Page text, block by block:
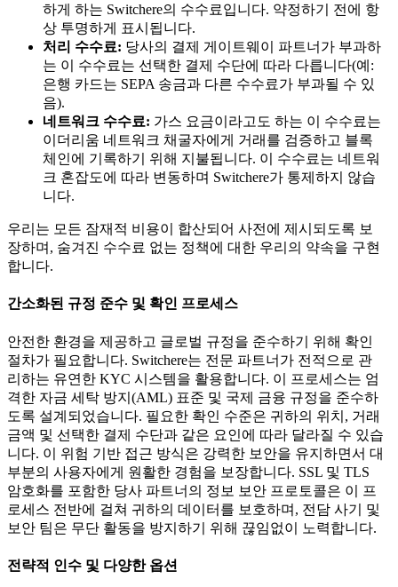
하게 하는 Switchere의 수수료입니다. 약정하기 전에 항
상 투명하게 표시됩니다.
처리 수수료: 당사의 결제 게이트웨이 파트너가 부과하
는 이 수수료는 선택한 결제 수단에 따라 다릅니다(예:
은행 카드는 SEPA 송금과 다른 수수료가 부과될 수 있
음).
네트워크 수수료: 가스 요금이라고도 하는 이 수수료는
이더리움 네트워크 채굴자에게 거래를 검증하고 블록
체인에 기록하기 위해 지불됩니다. 이 수수료는 네트워
크 혼잡도에 따라 변동하며 Switchere가 통제하지 않습
니다.
우리는 모든 잠재적 비용이 합산되어 사전에 제시되도록 보
장하며, 숨겨진 수수료 없는 정책에 대한 우리의 약속을 구현
합니다.
간소화된 규정 준수 및 확인 프로세스
안전한 환경을 제공하고 글로벌 규정을 준수하기 위해 확인
절차가 필요합니다. Switchere는 전문 파트너가 전적으로 관
리하는 유연한 KYC 시스템을 활용합니다. 이 프로세스는 엄
격한 자금 세탁 방지(AML) 표준 및 국제 금융 규정을 준수하
도록 설계되었습니다. 필요한 확인 수준은 귀하의 위치, 거래
금액 및 선택한 결제 수단과 같은 요인에 따라 달라질 수 있습
니다. 이 위험 기반 접근 방식은 강력한 보안을 유지하면서 대
부분의 사용자에게 원활한 경험을 보장합니다. SSL 및 TLS
암호화를 포함한 당사 파트너의 정보 보안 프로토콜은 이 프
로세스 전반에 걸쳐 귀하의 데이터를 보호하며, 전담 사기 및
보안 팀은 무단 활동을 방지하기 위해 끊임없이 노력합니다.
전략적 인수 및 다양한 옵션